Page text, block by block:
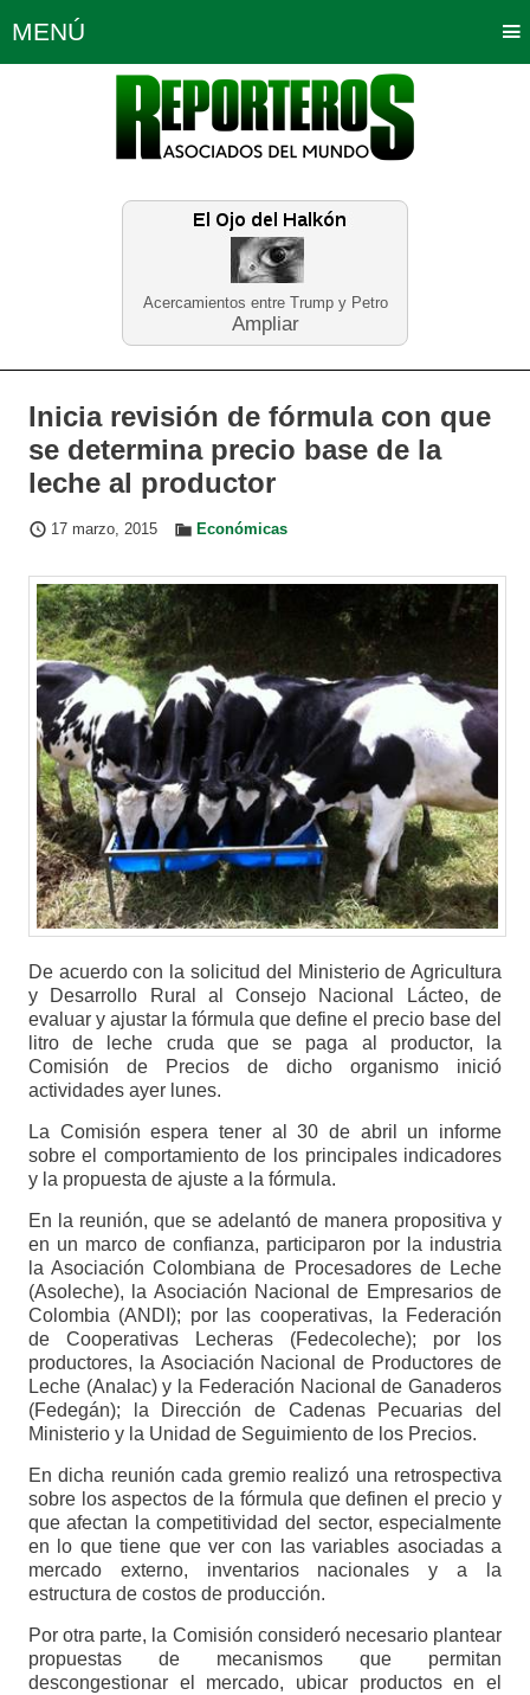
Acercamientos entre Trump y Petro
Ampliar
MENÚ
Política Opinión Bogotá
Planeta Tierra Deportes
Educación Neira
Inicia revisión de fórmula con que
se determina precio base de la
leche al productor
17 marzo, 2015 Económicas
De acuerdo con la solicitud del Ministerio de Agricultura
y Desarrollo Rural al Consejo Nacional Lácteo, de
evaluar y ajustar la fórmula que define el precio base del
litro de leche cruda que se paga al productor, la
Comisión de Precios de dicho organismo inició
actividades ayer lunes.
La Comisión espera tener al 30 de abril un informe
sobre el comportamiento de los principales indicadores
y la propuesta de ajuste a la fórmula.
En la reunión, que se adelantó de manera propositiva y
en un marco de confianza, participaron por la industria
la Asociación Colombiana de Procesadores de Leche
(Asoleche), la Asociación Nacional de Empresarios de
Colombia (ANDI); por las cooperativas, la Federación
de Cooperativas Lecheras (Fedecoleche); por los
productores, la Asociación Nacional de Productores de
Leche (Analac) y la Federación Nacional de Ganaderos
(Fedegán); la Dirección de Cadenas Pecuarias del
Ministerio y la Unidad de Seguimiento de los Precios.
En dicha reunión cada gremio realizó una retrospectiva
sobre los aspectos de la fórmula que definen el precio y
que afectan la competitividad del sector, especialmente
en lo que tiene que ver con las variables asociadas a
mercado externo, inventarios nacionales y a la
estructura de costos de producción.
Por otra parte, la Comisión consideró necesario plantear
propuestas de mecanismos que permitan
descongestionar el mercado, ubicar productos en el